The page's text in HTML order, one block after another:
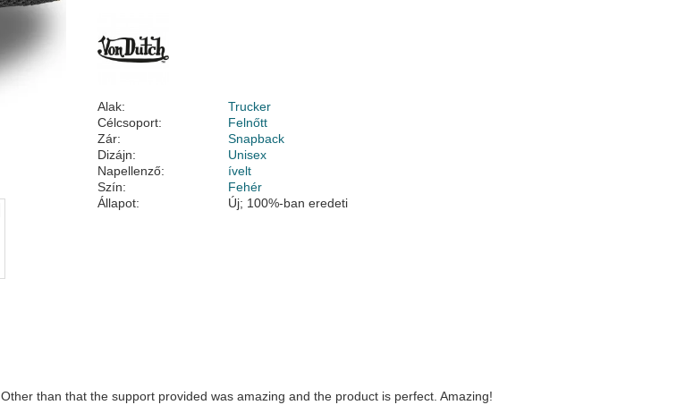
Alak:
Trucker
Célcsoport:
Felnőtt
Zár:
Snapback
Dizájn:
Unisex
Napellenző:
ívelt
Szín:
Fehér
Állapot:
Új; 100%-ban eredeti
than that the support provided was amazing and the product is perfect. Amazing!